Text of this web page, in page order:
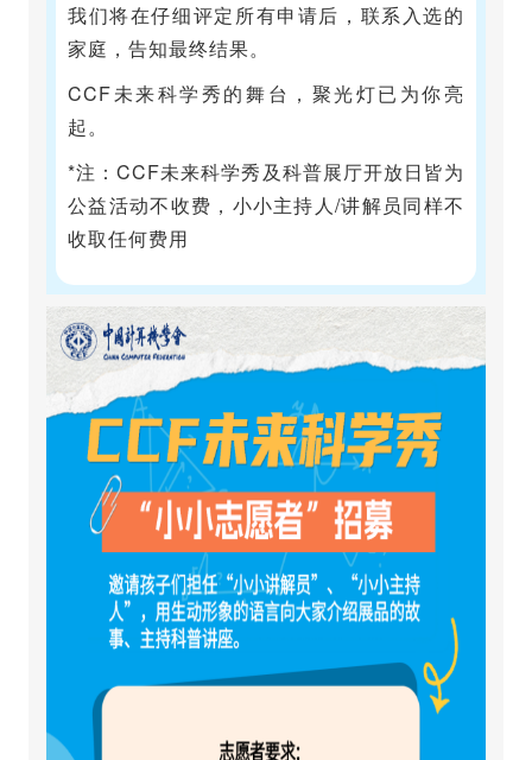
我们将在仔细评定所有申请后，联系入选的
家庭，告知最终结果。
CCF未来科学秀的舞台，聚光灯已为你亮
起。
*注：CCF未来科学秀及科普展厅开放日皆为
公益活动不收费，小小主持人/讲解员同样不
收取任何费用